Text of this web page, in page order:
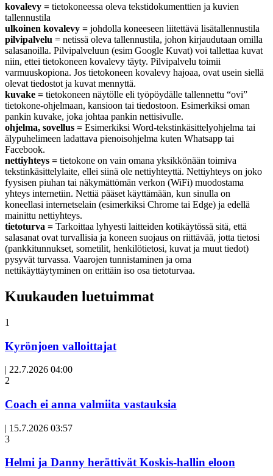
kovalevy = tietokoneessa oleva tekstidokumenttien ja kuvien
tallennustila
ulkoinen kovalevy = johdolla koneeseen liitettävä lisätallennustila
pilvipalvelu = netissä oleva tallennustila, johon kirjaudutaan omilla
salasanoilla. Pilvipalveluun (esim Google Kuvat) voi tallettaa kuvat
niin, ettei tietokoneen kovalevy täyty. Pilvipalvelu toimii
varmuuskopiona. Jos tietokoneen kovalevy hajoaa, ovat usein siellä
olevat tiedostot ja kuvat mennyttä.
kuvake = tietokoneen näytölle eli työpöydälle tallennettu “ovi”
tietokone-ohjelmaan, kansioon tai tiedostoon. Esimerkiksi oman
pankin kuvake, joka johtaa pankin nettisivulle.
ohjelma, sovellus = Esimerkiksi Word-tekstinkäsittelyohjelma tai
älypuhelimeen ladattava pienoisohjelma kuten Whatsapp tai
Facebook.
nettiyhteys = tietokone on vain omana yksikkönään toimiva
tekstinkäsittelylaite, ellei siinä ole nettiyhteyttä. Nettiyhteys on joko
fyysisen piuhan tai näkymättömän verkon (WiFi) muodostama
yhteys internetiin. Nettiä pääset käyttämään, kun sinulla on
koneellasi internetselain (esimerkiksi Chrome tai Edge) ja edellä
mainittu nettiyhteys.
tietoturva = Tarkoittaa lyhyesti laitteiden kotikäytössä sitä, että
salasanat ovat turvallisia ja koneen suojaus on riittävää, jotta tietosi
(pankkitunnukset, sometilit, henkilötietosi, kuvat ja muut tiedot)
pysyvät turvassa. Vaarojen tunnistaminen ja oma
nettikäyttäytyminen on erittäin iso osa tietoturvaa.
Kuukauden luetuimmat
1
Kyrönjoen valloittajat
| 22.7.2026 04:00
Avoin
2
Coach ei anna valmiita vastauksia
| 15.7.2026 03:57
3
Helmi ja Danny herättivät Koskis-hallin eloon